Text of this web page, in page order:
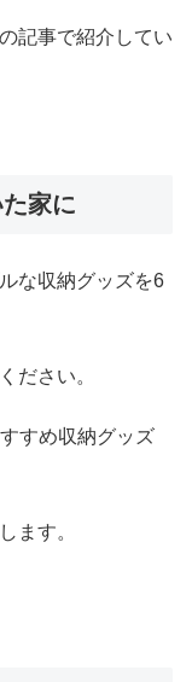
記事で紹介してい
家に
な収納グッズを6
ださい。
すめ収納グッズ
ます。